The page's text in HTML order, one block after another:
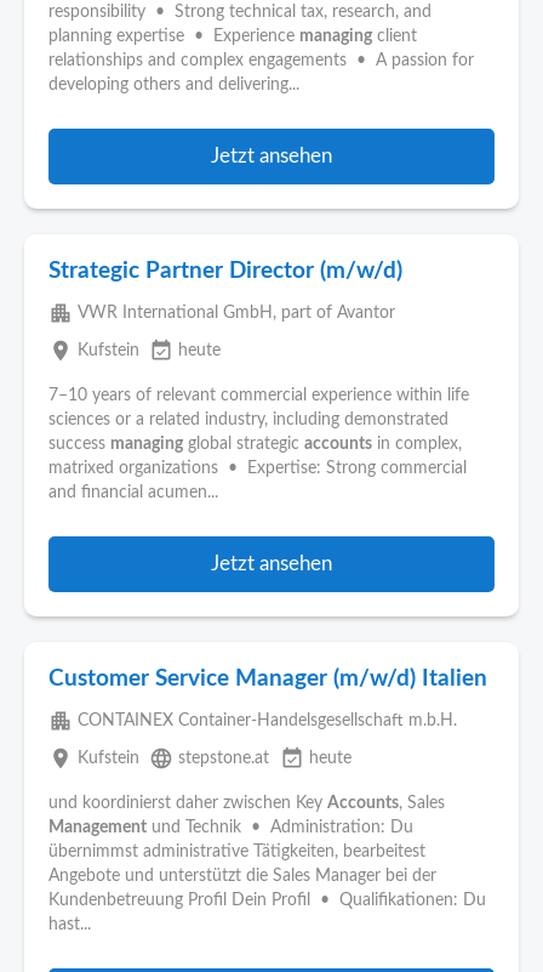
responsibility • Strong technical tax, research, and
planning expertise • Experience managing client
relationships and complex engagements • A passion for
developing others and delivering...
Jetzt ansehen
Strategic Partner Director (m/w/d)
apartment VWR International GmbH, part of Avantor
place Kufstein event_available heute
7–10 years of relevant commercial experience within life
sciences or a related industry, including demonstrated
success managing global strategic accounts in complex,
matrixed organizations • Expertise: Strong commercial
and financial acumen...
Jetzt ansehen
Customer Service Manager (m/w/d) Italien
apartment CONTAINEX Container-Handelsgesellschaft m.b.H.
place Kufstein language stepstone.at event_available heute
und koordinierst daher zwischen Key Accounts, Sales
Management und Technik • Administration: Du
übernimmst administrative Tätigkeiten, bearbeitest
Angebote und unterstützt die Sales Manager bei der
Kundenbetreuung Profil Dein Profil • Qualifikationen: Du
hast...